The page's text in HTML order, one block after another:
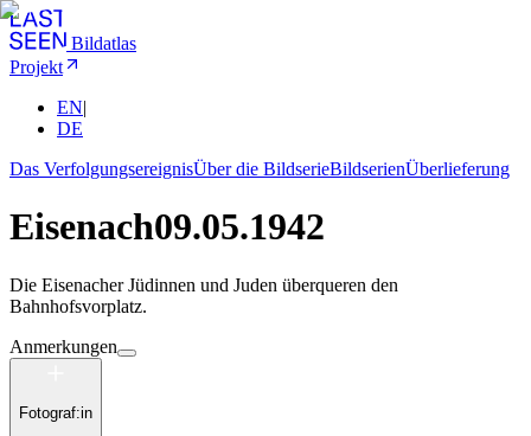
Bildatlas
Projekt
EN|
DE
Das VerfolgungsereignisÜber die BildserieBildserienÜberlieferung
Eisenach09.05.1942
Die Eisenacher Jüdinnen und Juden überqueren den
Bahnhofsvorplatz.
Anmerkungen
Fotograf:in